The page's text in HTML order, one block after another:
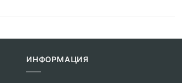
ИНФОРМАЦИЯ